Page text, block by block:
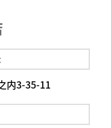
内3-35-11